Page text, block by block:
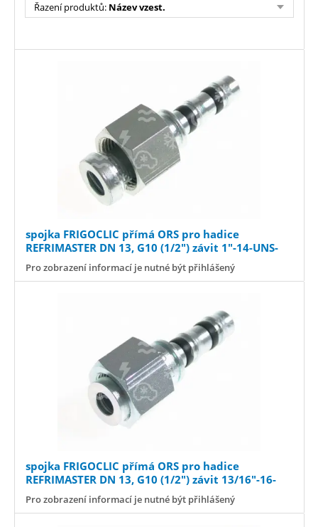
Řazení produktů: Název vzest.
spojka FRIGOCLIC přímá ORS pro hadice
REFRIMASTER DN 13, G10 (1/2") závit 1"-14-UNS-
2B//náhr.93 45-304
Pro zobrazení informací je nutné být přihlášený
spojka FRIGOCLIC přímá ORS pro hadice
REFRIMASTER DN 13, G10 (1/2") závit 13/16"-16-
UN-2B //náhr.93 45-303
Pro zobrazení informací je nutné být přihlášený